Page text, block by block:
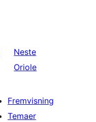
Neste
Oriole
Fremvisning
Temaer